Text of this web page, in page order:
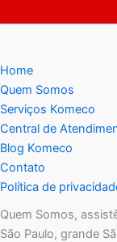
Home
Quem Somos
Serviços Komeco
Central de
Blog Komeco
Contato
Política de
Quem Somos,
São Paulo, grande